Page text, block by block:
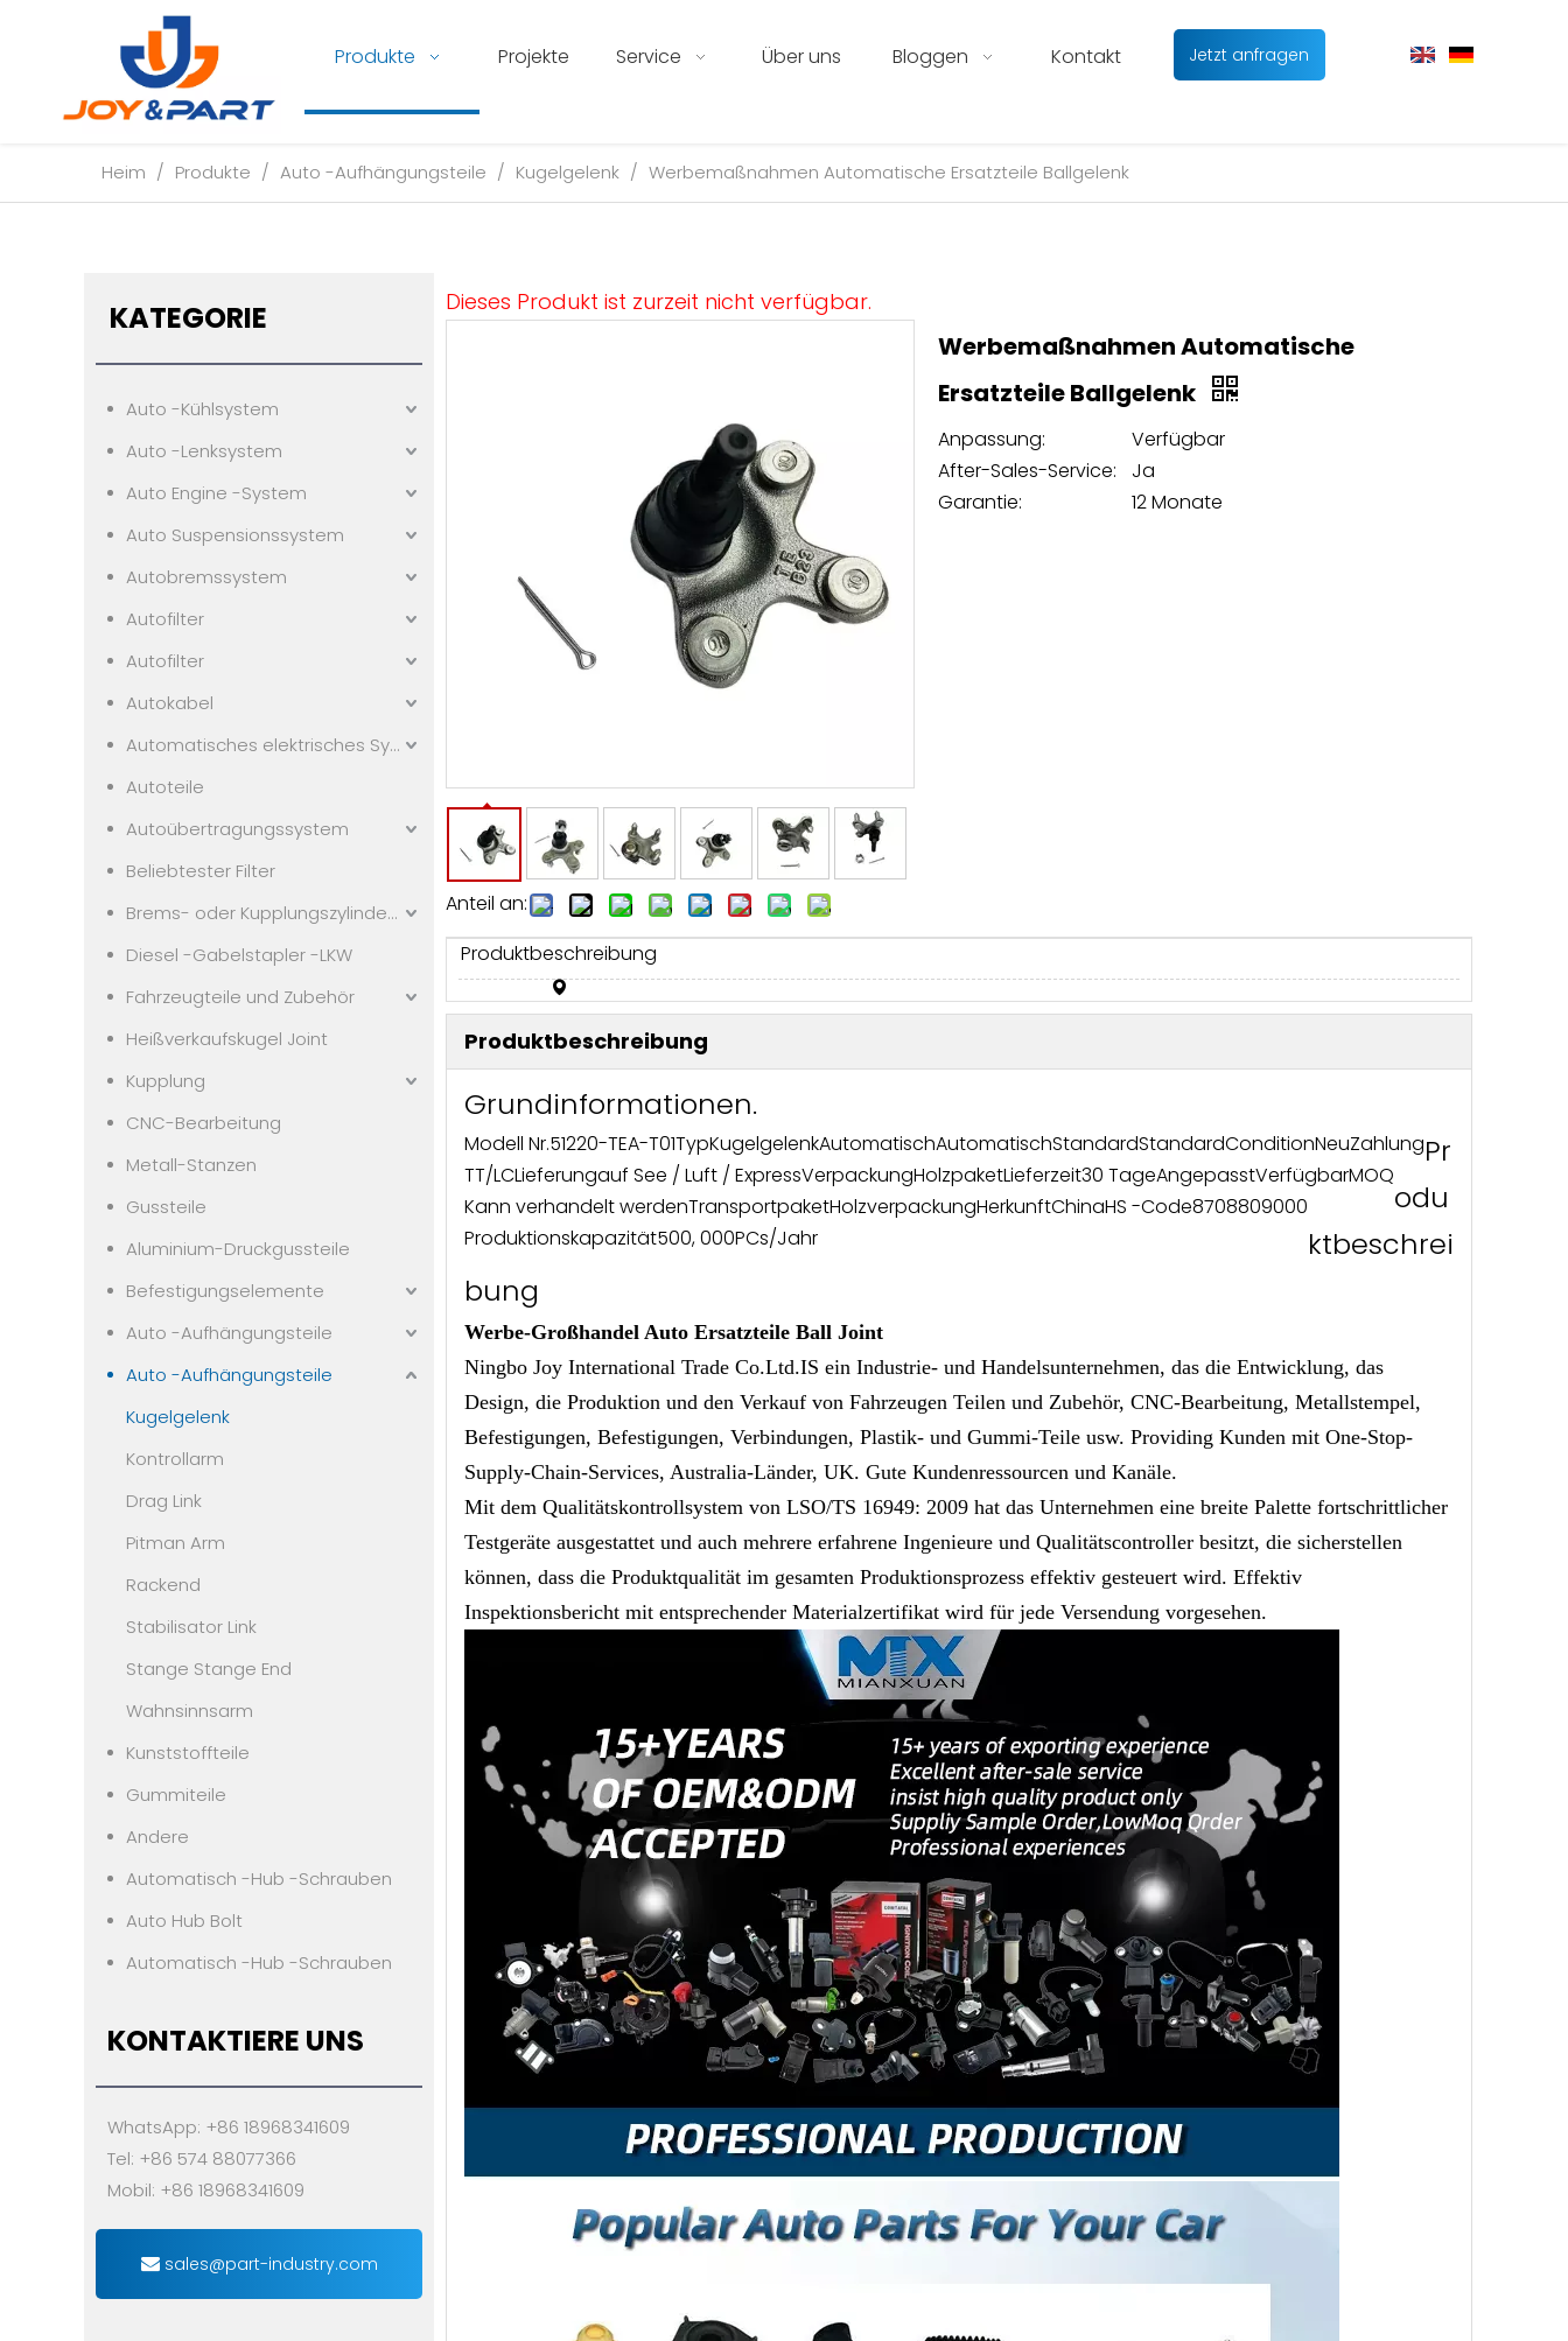
Produkte Projekte Service Über uns Bloggen Kontakt Jetzt anfragen
Heim / Produkte / Auto -Aufhängungsteile / Kugelgelenk / Werbemaßnahmen Automatische Ersatzteile Ballgelenk
KATEGORIE
Auto -Kühlsystem
Auto -Lenksystem
Auto Engine -System
Auto Suspensionssystem
Autobremssystem
Autofilter
Autofilter
Autokabel
Automatisches elektrisches System
Autoteile
Autoübertragungssystem
Beliebtester Filter
Brems- oder Kupplungszylindern
Diesel -Gabelstapler -LKW
Fahrzeugteile und Zubehör
Heißverkaufskugel Joint
Kupplung
CNC-Bearbeitung
Metall-Stanzen
Gussteile
Aluminium-Druckgussteile
Befestigungselemente
Auto -Aufhängungsteile
Auto -Aufhängungsteile
Kugelgelenk
Kontrollarm
Drag Link
Pitman Arm
Rackend
Stabilisator Link
Stange Stange End
Wahnsinnsarm
Kunststoffteile
Gummiteile
Andere
Automatisch -Hub -Schrauben
Auto Hub Bolt
Automatisch -Hub -Schrauben
KONTAKTIERE UNS
WhatsApp: +86 18968341609
Tel: +86 574 88077366
Mobil: +86 18968341609
sales@part-industry.com
Dieses Produkt ist zurzeit nicht verfügbar.
Anteil an:
Werbemaßnahmen Automatische
Ersatzteile Ballgelenk
Anpassung:
Verfügbar
After-Sales-Service:
Ja
Garantie:
12 Monate
Produktbeschreibung
Produktbeschreibung
Grundinformationen.
Modell Nr.51220-TEA-T01TypKugelgelenkAutomatischAutomatischStandardStandardConditionNeuZahlung
TT/LCLieferungauf See / Luft / ExpressVerpackungHolzpaketLieferzeit30 TageAngepasstVerfügbarMOQ
Kann verhandelt werdenTransportpaketHolzverpackungHerkunftChinaHS -Code8708809000
Produktionskapazität500, 000PCs/Jahr
Pr
odu
ktbeschrei
bung
Werbe-Großhandel Auto Ersatzteile Ball Joint
Ningbo Joy International Trade Co.Ltd.IS ein Industrie- und Handelsunternehmen, das die Entwicklung, das
Design, die Produktion und den Verkauf von Fahrzeugen Teilen und Zubehör, CNC-Bearbeitung, Metallstempel,
Befestigungen, Befestigungen, Verbindungen, Plastik- und Gummi-Teile usw. Providing Kunden mit One-Stop-
Supply-Chain-Services, Australia-Länder, UK. Gute Kundenressourcen und Kanäle.
Mit dem Qualitätskontrollsystem von LSO/TS 16949: 2009 hat das Unternehmen eine breite Palette fortschrittlicher
Testgeräte ausgestattet und auch mehrere erfahrene Ingenieure und Qualitätscontroller besitzt, die sicherstellen
können, dass die Produktqualität im gesamten Produktionsprozess effektiv gesteuert wird. Effektiv
Inspektionsbericht mit entsprechender Materialzertifikat wird für jede Versendung vorgesehen.